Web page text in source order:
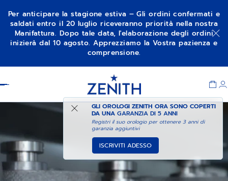
Per anticipare la stagione estiva – Gli ordini confermati e
saldati entro il 20 luglio riceveranno priorità nella nostra
Manifattura. Dopo tale data, l'elaborazione degli ordini
inizierà dal 10 agosto. Apprezziamo la Vostra pazienza e
comprensione.
GLI OROLOGI ZENITH ORA SONO COPERTI
DA UNAGARANZIA DI 5 ANNI
Registri il suo orologio per ottenere 3 anni di
garanzia aggiuntivi
ISCRIVITI ADESSO